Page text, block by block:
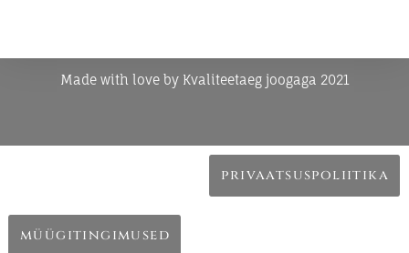
Made with love by Kvaliteetaeg joogaga 2021
privaatsuspoliitika
müügitingimused